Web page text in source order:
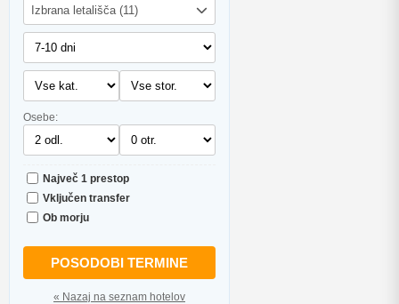
Izbrana letališča (11)
Osebe:
Največ 1 prestop
Vključen transfer
Ob morju
POSODOBI TERMINE
« Nazaj na seznam hotelov